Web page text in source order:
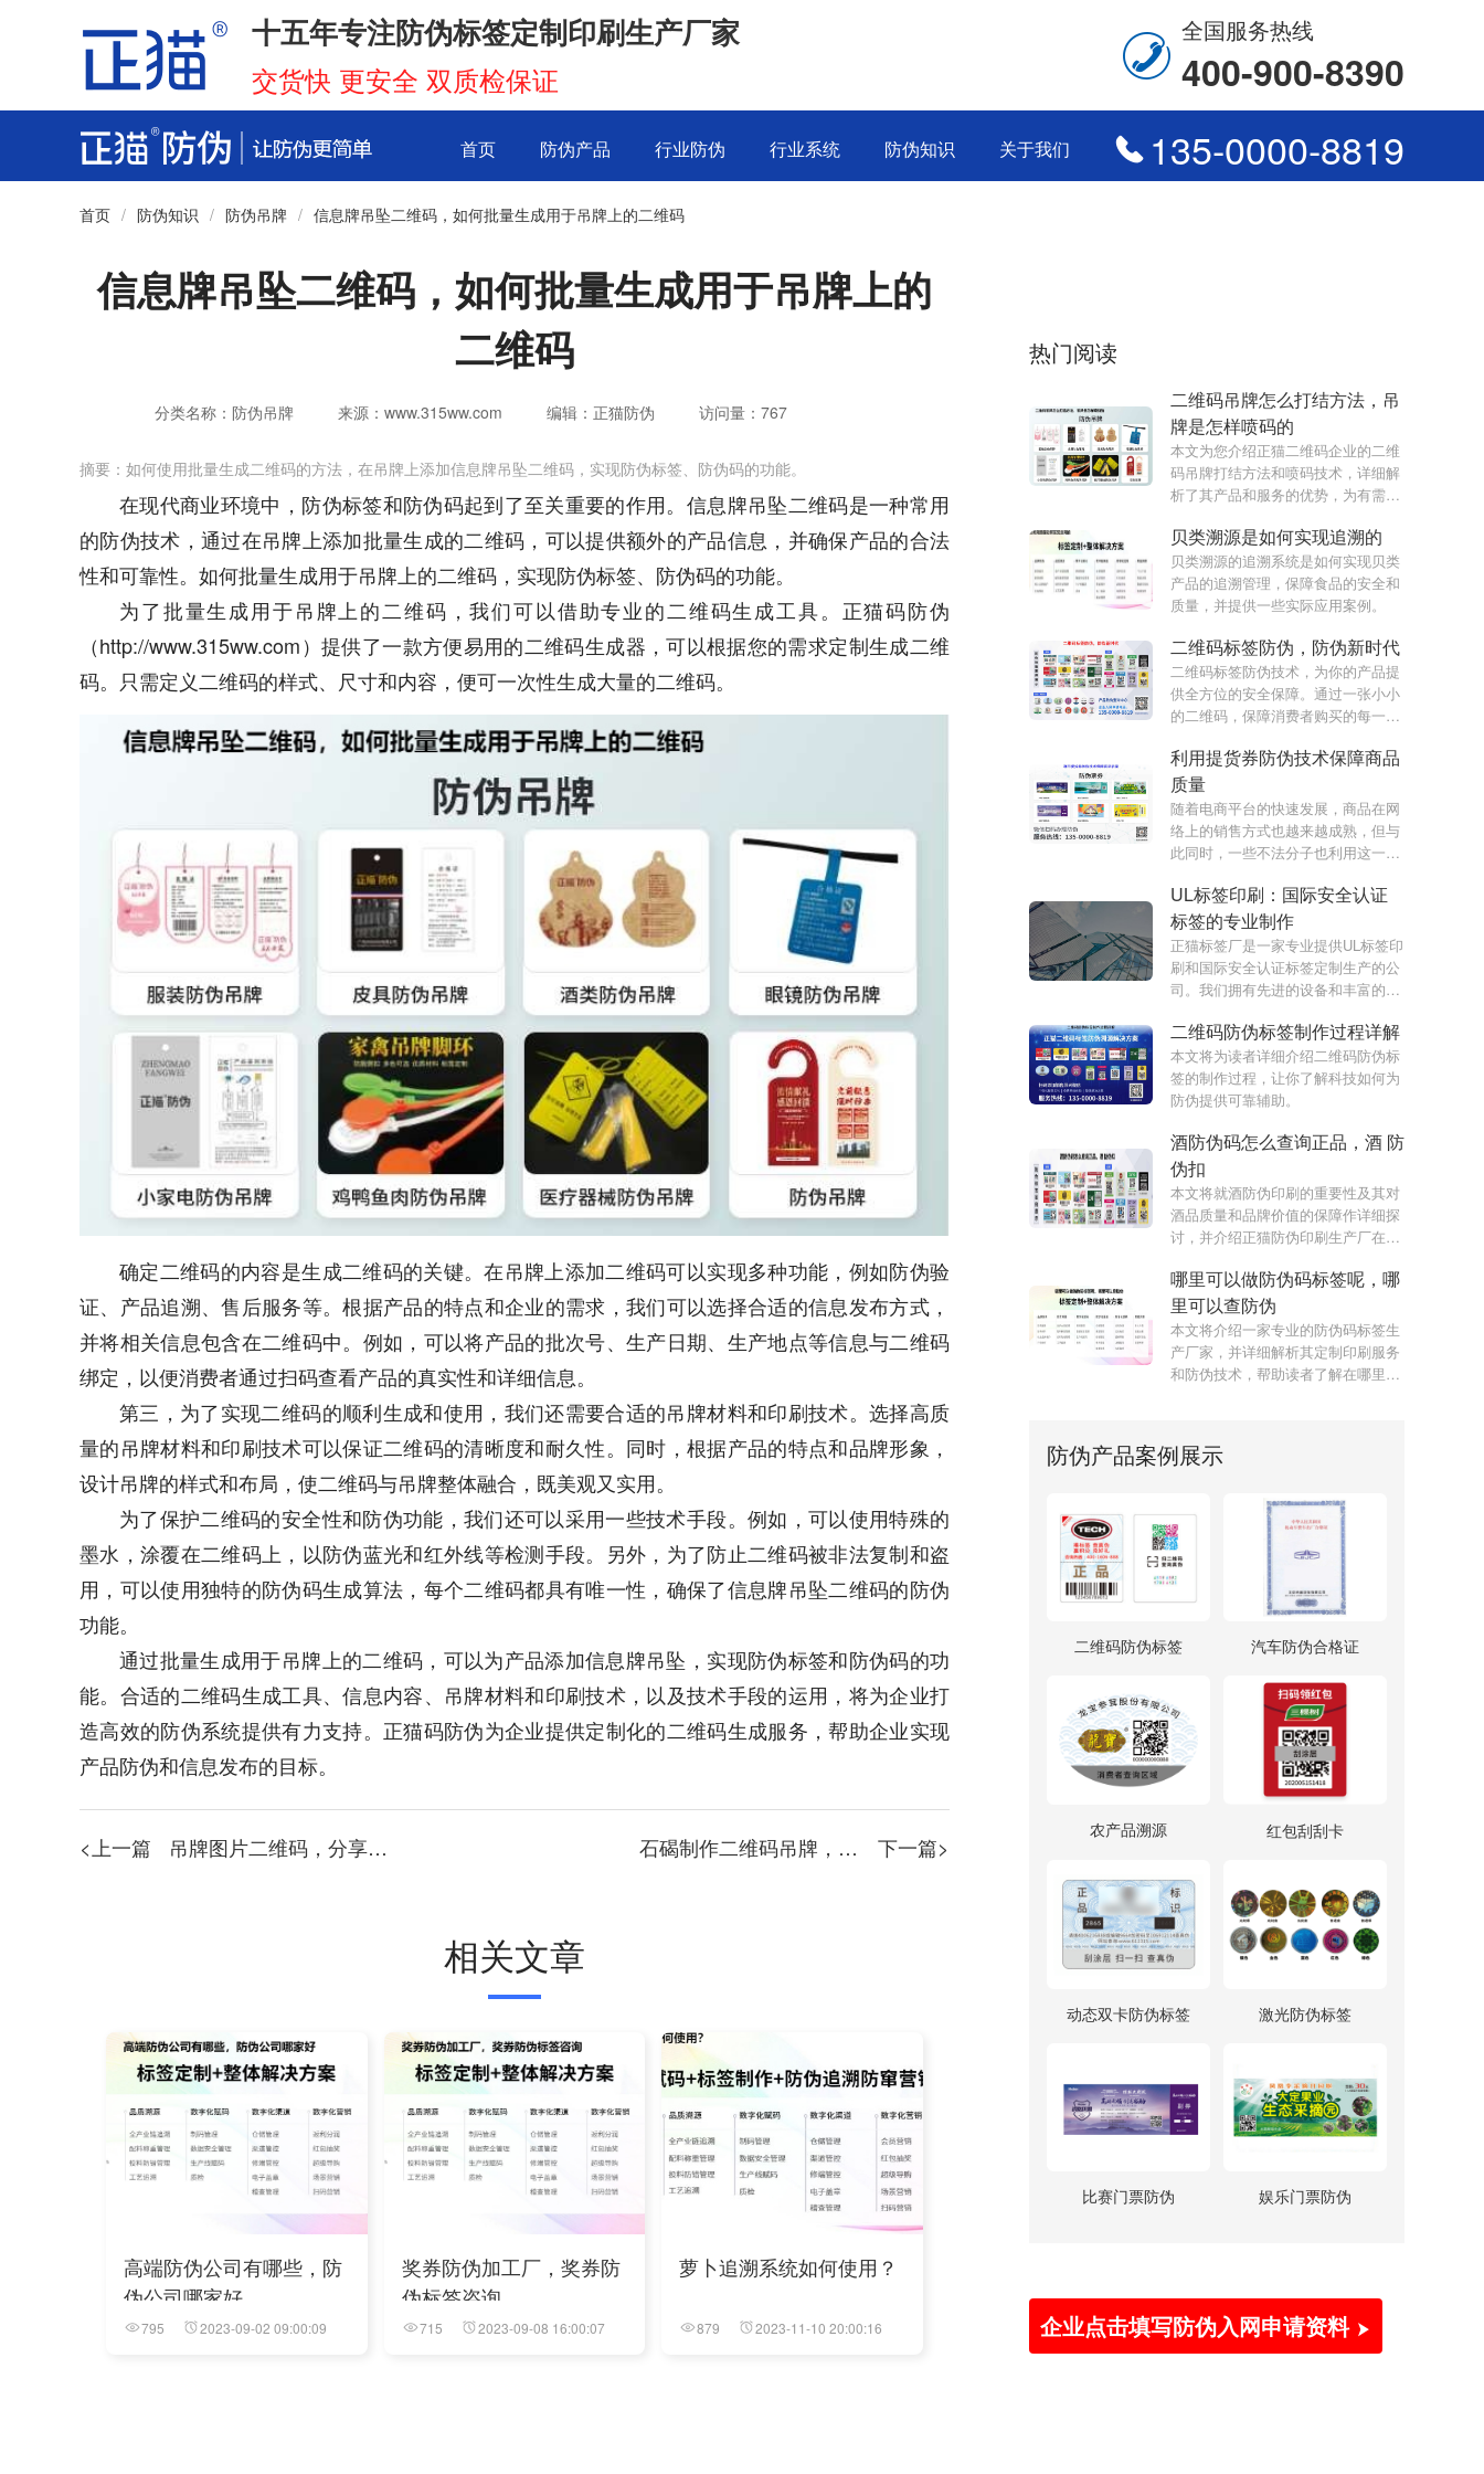
十五年专注防伪标签定制印刷生产厂家
交货快 更安全 双质检保证
全国服务热线
400-900-8390
首页 防伪产品 行业防伪 行业系统 防伪知识 关于我们 135-0000-8819
首页 / 防伪知识 / 防伪吊牌 / 信息牌吊坠二维码，如何批量生成用于吊牌上的二维码
信息牌吊坠二维码，如何批量生成用于吊牌上的
二维码
分类名称：防伪吊牌 来源：www.315ww.com 编辑：正猫防伪 访问量： 767
摘要：如何使用批量生成二维码的方法，在吊牌上添加信息牌吊坠二维码，实现防伪标签、防伪码的功能。
在现代商业环境中，防伪标签和防伪码起到了至关重要的作用。信息牌吊坠二维码是一种常用
的防伪技术，通过在吊牌上添加批量生成的二维码，可以提供额外的产品信息，并确保产品的合法
性和可靠性。如何批量生成用于吊牌上的二维码，实现防伪标签、防伪码的功能。
为了批量生成用于吊牌上的二维码，我们可以借助专业的二维码生成工具。正猫码防伪
（http://www.315ww.com）提供了一款方便易用的二维码生成器，可以根据您的需求定制生成二维
码。只需定义二维码的样式、尺寸和内容，便可一次性生成大量的二维码。
确定二维码的内容是生成二维码的关键。在吊牌上添加二维码可以实现多种功能，例如防伪验
证、产品追溯、售后服务等。根据产品的特点和企业的需求，我们可以选择合适的信息发布方式，
并将相关信息包含在二维码中。例如，可以将产品的批次号、生产日期、生产地点等信息与二维码
绑定，以便消费者通过扫码查看产品的真实性和详细信息。
第三，为了实现二维码的顺利生成和使用，我们还需要合适的吊牌材料和印刷技术。选择高质
量的吊牌材料和印刷技术可以保证二维码的清晰度和耐久性。同时，根据产品的特点和品牌形象，
设计吊牌的样式和布局，使二维码与吊牌整体融合，既美观又实用。
为了保护二维码的安全性和防伪功能，我们还可以采用一些技术手段。例如，可以使用特殊的
墨水，涂覆在二维码上，以防伪蓝光和红外线等检测手段。另外，为了防止二维码被非法复制和盗
用，可以使用独特的防伪码生成算法，每个二维码都具有唯一性，确保了信息牌吊坠二维码的防伪
功能。
通过批量生成用于吊牌上的二维码，可以为产品添加信息牌吊坠，实现防伪标签和防伪码的功
能。合适的二维码生成工具、信息内容、吊牌材料和印刷技术，以及技术手段的运用，将为企业打
造高效的防伪系统提供有力支持。正猫码防伪为企业提供定制化的二维码生成服务，帮助企业实现
产品防伪和信息发布的目标。
<上一篇 吊牌图片二维码，分享制作的吊牌二维码的方法 石碣制作二维码吊牌，吊牌二维码的制作技巧 下一篇>
相关文章
高端防伪公司有哪些，防
伪公司哪家好
795 2023-09-02 09:00:09
奖券防伪加工厂，奖券防
伪标签咨询
715 2023-09-08 16:00:07
萝卜追溯系统如何使用？
879 2023-11-10 20:00:16
热门阅读
二维码吊牌怎么打结方法，吊
牌是怎样喷码的
本文为您介绍正猫二维码企业的二维
码吊牌打结方法和喷码技术，详细解
析了其产品和服务的优势，为有需求
贝类溯源是如何实现追溯的
贝类溯源的追溯系统是如何实现贝类
产品的追溯管理，保障食品的安全和
质量，并提供一些实际应用案例。
二维码标签防伪，防伪新时代
二维码标签防伪技术，为你的产品提
供全方位的安全保障。通过一张小小
的二维码，保障消费者购买的每一个
打造保驾护航。
利用提货券防伪技术保障商品
质量
随着电商平台的快速发展，商品在网
络上的销售方式也越来越成熟，但与
此同时，一些不法分子也利用这一优
为了保障消费者的权益，防范商品的
伪劣问题，提货券防伪技术应运而
生。本篇文章将从利用提货券防伪技
术保障商品质量展开讨论。
UL标签印刷：国际安全认证
标签的专业制作
正猫标签厂是一家专业提供UL标签印
刷和国际安全认证标签定制生产的公
司。我们拥有先进的设备和丰富的制
制服务,满足各种行业的安全标签需
求。
二维码防伪标签制作过程详解
本文将为读者详细介绍二维码防伪标
签的制作过程，让你了解科技如何为
防伪提供可靠辅助。
酒防伪码怎么查询正品，酒 防
伪扣
本文将就酒防伪印刷的重要性及其对
酒品质量和品牌价值的保障作详细探
讨，并介绍正猫防伪印刷生产厂在该
哪里可以做防伪码标签呢，哪
里可以查防伪
本文将介绍一家专业的防伪码标签生
产厂家，并详细解析其定制印刷服务
和防伪技术，帮助读者了解在哪里可
防伪产品案例展示
二维码防伪标签 汽车防伪合格证
农产品溯源 红包刮刮卡
动态双卡防伪标签 激光防伪标签
比赛门票防伪 娱乐门票防伪
企业点击填写防伪入网申请资料